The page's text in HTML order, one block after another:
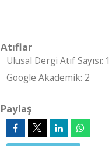
Atıflar
Ulusal Dergi Atıf Sayısı: 1
Google Akademik: 2
Paylaş